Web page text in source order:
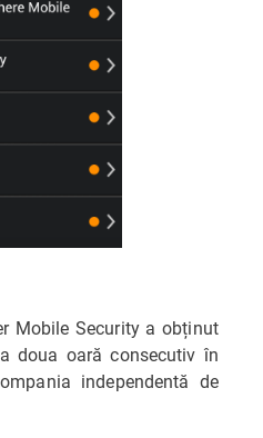
Mobile Security a obținut
doua oară consecutiv în
independentă de